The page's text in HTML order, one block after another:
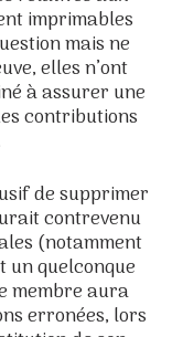
imprimables
mais ne
elles n’ont
à assurer une
contributions
de supprimer
contrevenu
(notamment
un quelconque
membre aura
erronées, lors